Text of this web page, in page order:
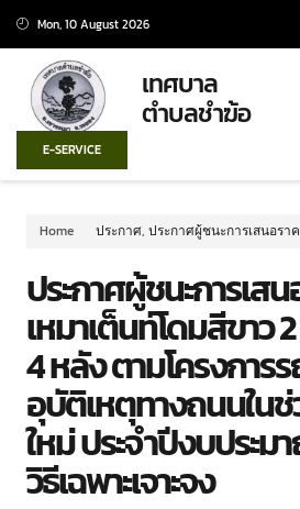
Mon, 10 August 2026
เทศบาล
ตำบลชำฆ้อ
E-SERVICE
Home ประกาศ, ประกาศผู้ชนะการเสนอรา
ประกาศผู้ชนะการเสน
เหมาเต็นท์โดมสีขาว
4 หลัง ตามโครงกา
อุบัติเหตุทางถนนใน
ใหม่ ประจำปีงบประม
วิธีเฉพาะเจาะจง